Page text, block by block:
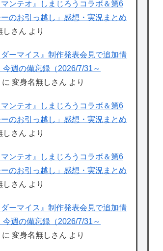
マンテオ』しまじろうコラボ＆第6
のお引っ越し」感想・実況まとめ
しさん より
ダーマイス』制作発表会見で追加情
今週の備忘録（2026/7/31～
に 変身名無しさん より
マンテオ』しまじろうコラボ＆第6
のお引っ越し」感想・実況まとめ
しさん より
マンテオ』しまじろうコラボ＆第6
のお引っ越し」感想・実況まとめ
しさん より
ダーマイス』制作発表会見で追加情
今週の備忘録（2026/7/31～
に 変身名無しさん より